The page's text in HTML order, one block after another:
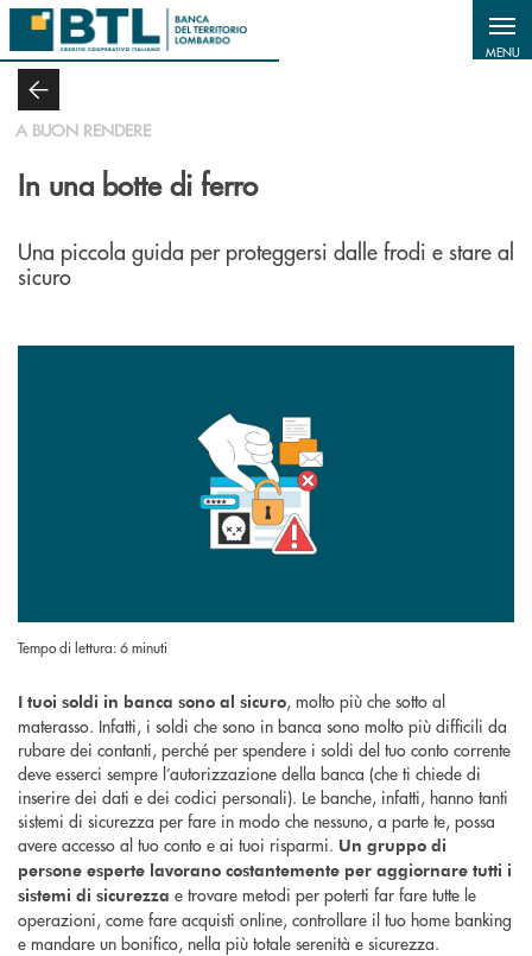
Salta al contenuto principale
MENU
A BUON RENDERE
In una botte di ferro
Una piccola guida per proteggersi dalle frodi e stare al
sicuro
Tempo di lettura: 6 minuti
I tuoi soldi in banca sono al sicuro, molto più che sotto al
materasso. Infatti, i soldi che sono in banca sono molto più difficili da
rubare dei contanti, perché per spendere i soldi del tuo conto corrente
deve esserci sempre l’autorizzazione della banca (che ti chiede di
inserire dei dati e dei codici personali). Le banche, infatti, hanno tanti
sistemi di sicurezza per fare in modo che nessuno, a parte te, possa
avere accesso al tuo conto e ai tuoi risparmi. Un gruppo di
persone esperte lavorano costantemente per aggiornare tutti i
sistemi di sicurezza e trovare metodi per poterti far fare tutte le
operazioni, come fare acquisti online, controllare il tuo home banking
e mandare un bonifico, nella più totale serenità e sicurezza.